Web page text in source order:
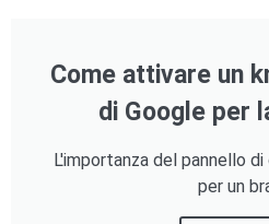
Come attivare un
di Google per
L'importanza del pannello
per un